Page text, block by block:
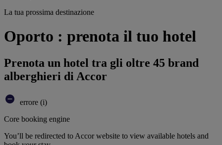
La tua prossima destinazione
Oporto : prenota il tuo hotel
Prenota un hotel tra gli oltre 45 brand
alberghieri di Accor
errore (i)
Core booking engine
You’ll be redirected to Accor website to view available hotels and